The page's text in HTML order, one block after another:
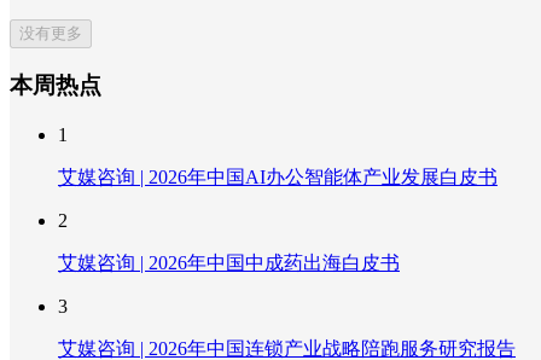
没有更多
本周热点
1
艾媒咨询 | 2026年中国AI办公智能体产业发展白皮书
2
艾媒咨询 | 2026年中国中成药出海白皮书
3
艾媒咨询 | 2026年中国连锁产业战略陪跑服务研究报告